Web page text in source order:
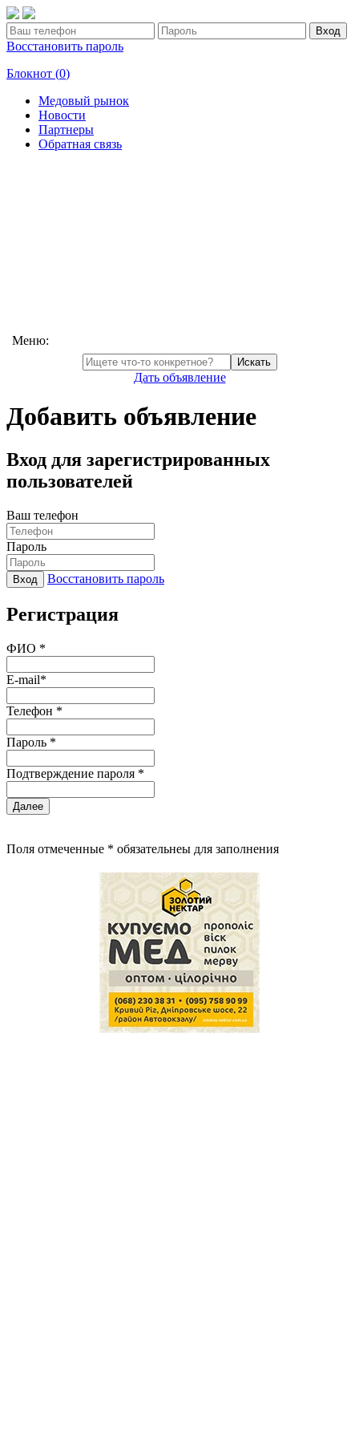
Вход
Восстановить пароль
Блокнот (0)
Медовый рынок
Новости
Партнеры
Обратная связь
Меню:
Искать
Дать объявление
Добавить объявление
Вход для зарегистрированных
пользователей
Ваш телефон
Пароль
Вход Восстановить пароль
Регистрация
ФИО *
E-mail*
Телефон *
Пароль *
Подтверждение пароля *
Далее
Поля отмеченные * обязательнеы для заполнения